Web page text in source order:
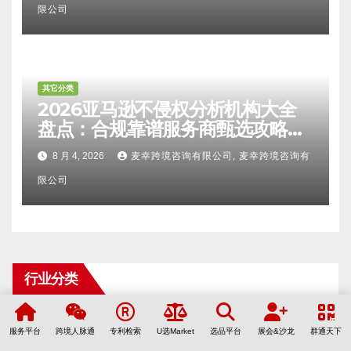
限公司
其它分类
2026亚马逊不侵权分析机构大全
盘点：合规靠谱服务商甄选攻略、
避坑FAQ及标杆机构实力详解
8 月 4, 2026 麦幸跨境咨询有限公司, 麦幸跨境咨询有
限公司
行业分类
AI人工智能(3)
服务平台 跨境人脉通 专利检索 U选Market 选品平台 展会&沙龙 群通天下